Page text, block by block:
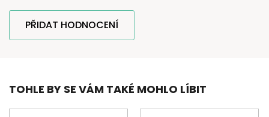
PŘIDAT HODNOCENÍ
TOHLE BY SE VÁM TAKÉ MOHLO LÍBIT